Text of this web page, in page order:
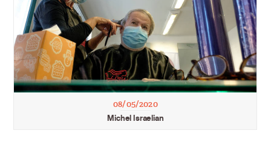
08/05/2020
Michel Israelian